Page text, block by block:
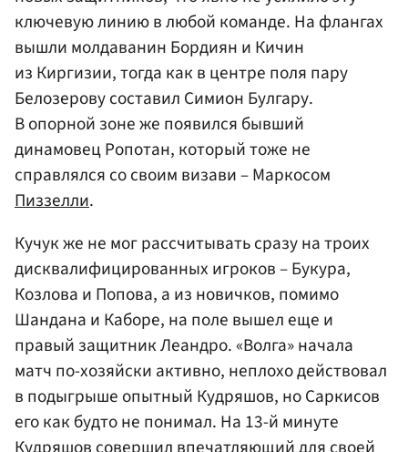
ключевую линию в любой команде. На флангах
вышли молдаванин Бордиян и Кичин
из Киргизии, тогда как в центре поля пару
Белозерову составил Симион Булгару.
В опорной зоне же появился бывший
динамовец Ропотан, который тоже не
справлялся со своим визави – Маркосом
Пиззелли.
Кучук же не мог рассчитывать сразу на троих
дисквалифицированных игроков – Букура,
Козлова и Попова, а из новичков, помимо
Шандана и Каборе, на поле вышел еще и
правый защитник Леандро. «Волга» начала
матч по-хозяйски активно, неплохо действовал
в подыгрыше опытный Кудряшов, но Саркисов
его как будто не понимал. На 13-й минуте